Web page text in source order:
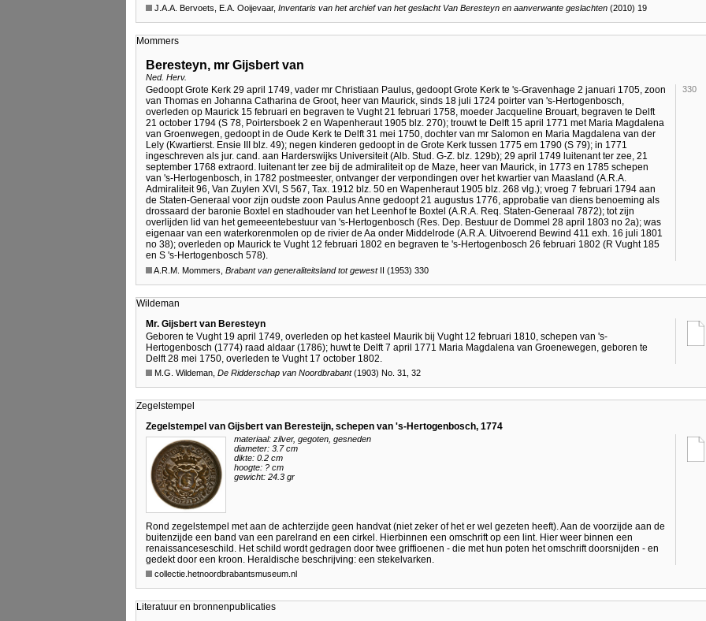
J.A.A. Bervoets, E.A. Ooijevaar, Inventaris van het archief van het geslacht Van Beresteyn en aanverwante geslachten (2010) 19
Mommers
Beresteyn, mr Gijsbert van
Ned. Herv.
Gedoopt Grote Kerk 29 april 1749, vader mr Christiaan Paulus, gedoopt Grote Kerk te 's-Gravenhage 2 januari 1705, zoon
van Thomas en Johanna Catharina de Groot, heer van Maurick, sinds 18 juli 1724 poirter van 's-Hertogenbosch,
overleden op Maurick 15 februari en begraven te Vught 21 februari 1758, moeder Jacqueline Brouart, begraven te Delft
21 october 1794 (S 78, Poirtersboek 2 en Wapenheraut 1905 blz. 270); trouwt te Delft 15 april 1771 met Maria Magdalena
van Groenwegen, gedoopt in de Oude Kerk te Delft 31 mei 1750, dochter van mr Salomon en Maria Magdalena van der
Lely (Kwartierst. Ensie III blz. 49); negen kinderen gedoopt in de Grote Kerk tussen 1775 em 1790 (S 79); in 1771
ingeschreven als jur. cand. aan Harderswijks Universiteit (Alb. Stud. G-Z. blz. 129b); 29 april 1749 luitenant ter zee, 21
september 1768 extraord. luitenant ter zee bij de admiraliteit op de Maze, heer van Maurick, in 1773 en 1785 schepen
van 's-Hertogenbosch, in 1782 postmeester, ontvanger der verpondingen over het kwartier van Maasland (A.R.A.
Admiraliteit 96, Van Zuylen XVI, S 567, Tax. 1912 blz. 50 en Wapenheraut 1905 blz. 268 vlg.); vroeg 7 februari 1794 aan
de Staten-Generaal voor zijn oudste zoon Paulus Anne gedoopt 21 augustus 1776, approbatie van diens benoeming als
drossaard der baronie Boxtel en stadhouder van het Leenhof te Boxtel (A.R.A. Req. Staten-Generaal 7872); tot zijn
overlijden lid van het gemeeentebestuur van 's-Hertogenbosch (Res. Dep. Bestuur de Dommel 28 april 1803 no 2a); was
eigenaar van een waterkorenmolen op de rivier de Aa onder Middelrode (A.R.A. Uitvoerend Bewind 411 exh. 16 juli 1801
no 38); overleden op Maurick te Vught 12 februari 1802 en begraven te 's-Hertogenbosch 26 februari 1802 (R Vught 185
en S 's-Hertogenbosch 578).
330
A.R.M. Mommers, Brabant van generaliteitsland tot gewestII (1953) 330
Wildeman
Mr. Gijsbert van Beresteyn
Geboren te Vught 19 april 1749, overleden op het kasteel Maurik bij Vught 12 februari 1810, schepen van 's-
Hertogenbosch (1774) raad aldaar (1786); huwt te Delft 7 april 1771 Maria Magdalena van Groenewegen, geboren te
Delft 28 mei 1750, overleden te Vught 17 october 1802.
M.G. Wildeman, De Ridderschap van Noordbrabant(1903) No. 31, 32
Zegelstempel
Zegelstempel van Gijsbert van Beresteijn, schepen van 's-Hertogenbosch, 1774
materiaal: zilver, gegoten, gesneden
diameter: 3.7 cm
dikte: 0.2 cm
hoogte: ? cm
gewicht: 24.3 gr
Rond zegelstempel met aan de achterzijde geen handvat (niet zeker of het er wel gezeten heeft). Aan de voorzijde aan de
buitenzijde een band van een parelrand en een cirkel. Hierbinnen een omschrift op een lint. Hier weer binnen een
renaissanceseschild. Het schild wordt gedragen door twee griffioenen - die met hun poten het omschrift doorsnijden - en
gedekt door een kroon. Heraldische beschrijving: een stekelvarken.
collectie.hetnoordbrabantsmuseum.nl
Literatuur en bronnenpublicaties